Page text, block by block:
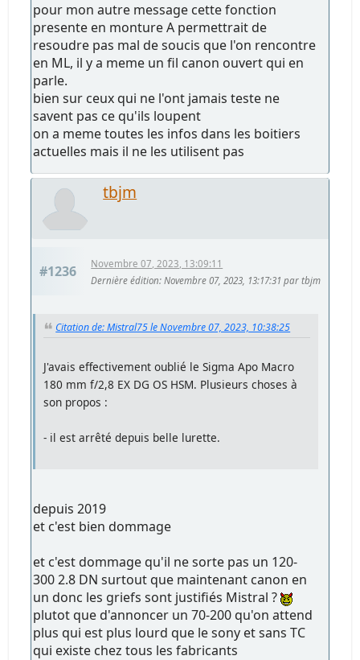
pour mon autre message cette fonction
presente en monture A permettrait de
resoudre pas mal de soucis que l'on rencontre
en ML, il y a meme un fil canon ouvert qui en
parle.
bien sur ceux qui ne l'ont jamais teste ne
savent pas ce qu'ils loupent
on a meme toutes les infos dans les boitiers
actuelles mais il ne les utilisent pas
tbjm
#1236
Novembre 07, 2023, 13:09:11
Dernière édition: Novembre 07, 2023, 13:17:31 par tbjm
Citation de: Mistral75 le Novembre 07, 2023, 10:38:25
J'avais effectivement oublié le Sigma Apo Macro
180 mm f/2,8 EX DG OS HSM. Plusieurs choses à
son propos :
- il est arrêté depuis belle lurette.
depuis 2019
et c'est bien dommage
et c'est dommage qu'il ne sorte pas un 120-
300 2.8 DN surtout que maintenant canon en
un donc les griefs sont justifiés Mistral ?
plutot que d'annoncer un 70-200 qu'on attend
plus qui est plus lourd que le sony et sans TC
qui existe chez tous les fabricants